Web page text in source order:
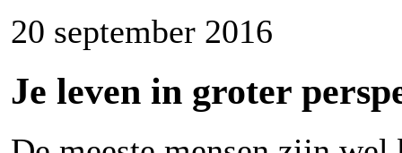
20 september 2016
Je leven in groter